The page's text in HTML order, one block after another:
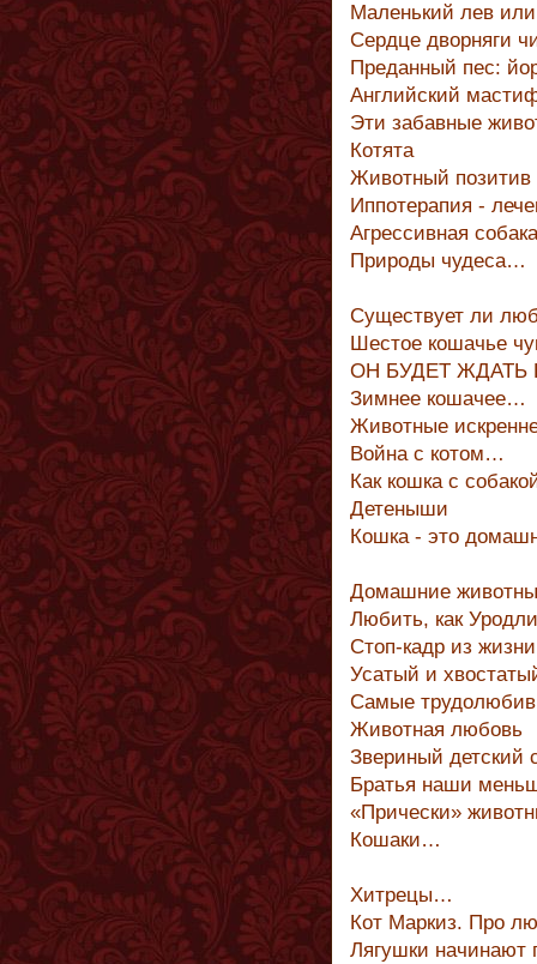
Маленький лев
Сердце дворняги
Преданный пес:
Английский
Эти забавные
Котята
Животный позитив
Иппотерапия -
Агрессивная
Природы чудеса…
Существует ли
Шестое кошачье
ОН БУДЕТ ЖДАТЬ
Зимнее кошачее…
Животные
Война с котом…
Как кошка с
Детеныши
Кошка - это
Домашние
Любить, как
Стоп-кадр из
Усатый и
Самые
Животная любовь
Звериный детский
Братья наши
«Прически»
Кошаки…
Хитрецы…
Кот Маркиз. Про
Лягушки начинают